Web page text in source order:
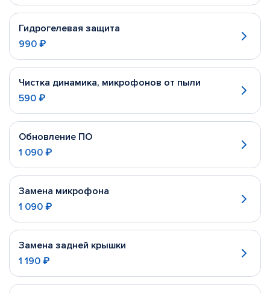
Гидрогелевая защита
990 ₽
Чистка динамика, микрофонов от пыли
590 ₽
Обновление ПО
1 090 ₽
Замена микрофона
1 090 ₽
Замена задней крышки
1 190 ₽